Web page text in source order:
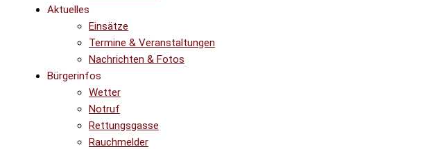
Aktuelles
Einsätze
Termine & Veranstaltungen
Nachrichten & Fotos
Bürgerinfos
Wetter
Notruf
Rettungsgasse
Rauchmelder